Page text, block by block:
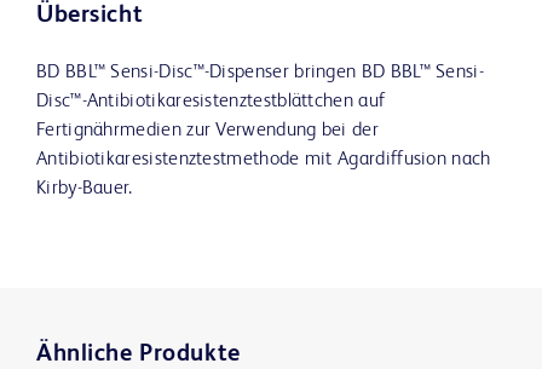
Übersicht
BD BBL™ Sensi-Disc™-Dispenser bringen BD BBL™ Sensi-
Disc™-Antibiotikaresistenztestblättchen auf
Fertignährmedien zur Verwendung bei der
Antibiotikaresistenztestmethode mit Agardiffusion nach
Kirby-Bauer.
Ähnliche Produkte